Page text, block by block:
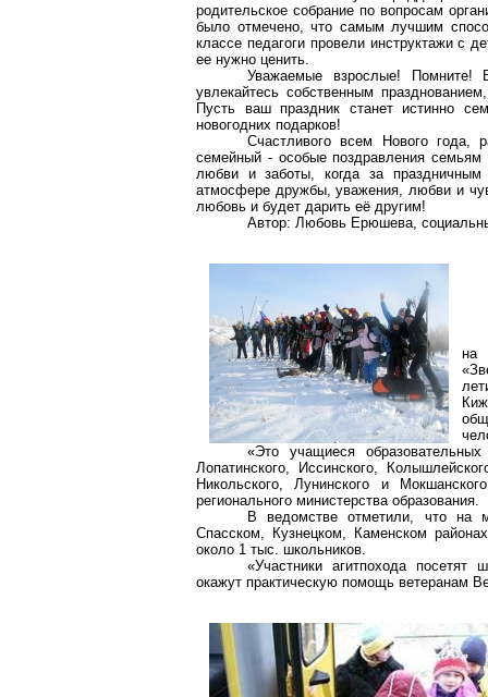
родительское собрание по вопросам
было отмечено, что самым лучшим
классе педагоги провели инструктажи с
ее нужно ценить.
Уважаемые взрослые!
увлекайтесь собственным
Пусть ваш праздник станет истинно
новогодних подарков!
Счастливого всем Нового года,
семейный - особые поздравления
любви и заботы, когда за
атмосфере дружбы, уважения, любви и
любовь и будет дарить её другим!
Автор: Любовь Ерюшева,
на
«Это учащиеся
Лопатинского,
Иссинского,
Никольского,Лунинского и Мокшанского
регионального министерства образования.
В ведомстве отметили, что на
Спасском, Кузнецком, Каменском
около 1 тыс. школьников.
«Участникиагитпоходапосетят
окажут практическую помощь ветеранам